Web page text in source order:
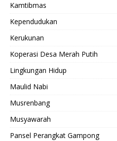
Kamtibmas
Kependudukan
Kerukunan
Koperasi Desa Merah Putih
Lingkungan Hidup
Maulid Nabi
Musrenbang
Musyawarah
Pansel Perangkat Gampong